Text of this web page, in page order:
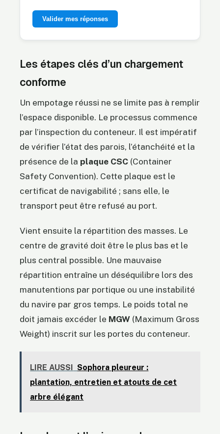
Valider mes réponses
Les étapes clés d’un chargement
conforme
Un empotage réussi ne se limite pas à remplir
l’espace disponible. Le processus commence
par l’inspection du conteneur. Il est impératif
de vérifier l’état des parois, l’étanchéité et la
présence de la plaque CSC (Container
Safety Convention). Cette plaque est le
certificat de navigabilité ; sans elle, le
transport peut être refusé au port.
Vient ensuite la répartition des masses. Le
centre de gravité doit être le plus bas et le
plus central possible. Une mauvaise
répartition entraîne un déséquilibre lors des
manutentions par portique ou une instabilité
du navire par gros temps. Le poids total ne
doit jamais excéder le MGW (Maximum Gross
Weight) inscrit sur les portes du conteneur.
LIRE AUSSI Sophora pleureur :
plantation, entretien et atouts de cet
arbre élégant